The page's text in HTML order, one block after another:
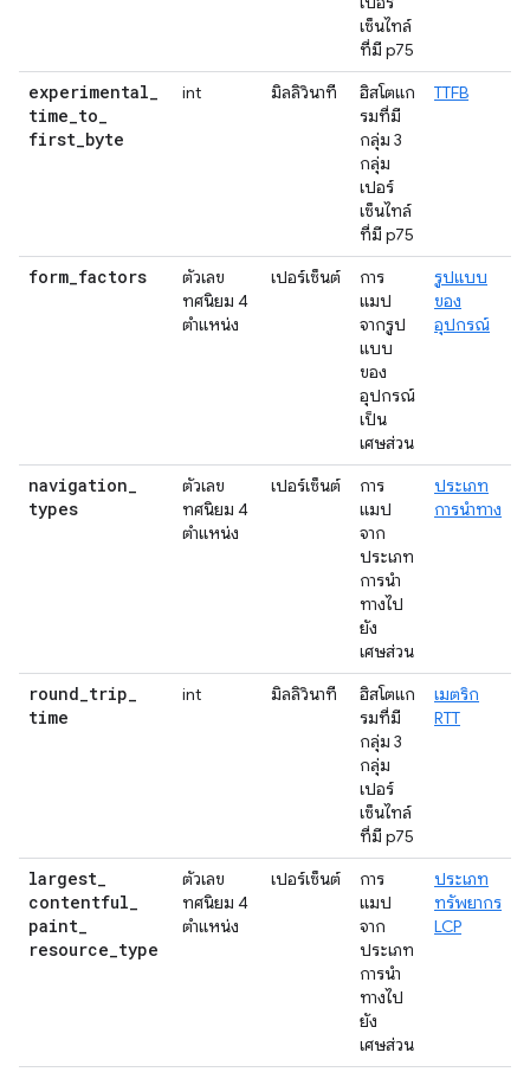
เซ็นไทล์
ที่มี p75
experimental_
time_to_
first_byte
int มิลลิวินาที
ฮิสโตแก
รมที่มี
กลุ่ม 3
กลุ่ม
เปอร์
เซ็นไทล์
ที่มี p75
TTFB
form_factors
ตัวเลข
ทศนิยม 4
ตำแหน่ง
เปอร์เซ็นต์
การ
แมป
จากรูป
แบบ
ของ
อุปกรณ์
เป็น
เศษส่วน
รูปแบบ
ของ
อุปกรณ์
navigation_
types
ตัวเลข
ทศนิยม 4
ตำแหน่ง
เปอร์เซ็นต์
การ
แมป
จาก
ประเภท
การนํา
ทางไป
ยัง
เศษส่วน
ประเภท
การนำทาง
round_trip_
time
int มิลลิวินาที
ฮิสโตแก
รมที่มี
กลุ่ม 3
กลุ่ม
เปอร์
เซ็นไทล์
ที่มี p75
เมตริก
RTT
largest_
contentful_
paint_
resource_type
ตัวเลข
ทศนิยม 4
ตำแหน่ง
เปอร์เซ็นต์
การ
แมป
จาก
ประเภท
การนํา
ทางไป
ยัง
เศษส่วน
ประเภท
ทรัพยากร
LCP